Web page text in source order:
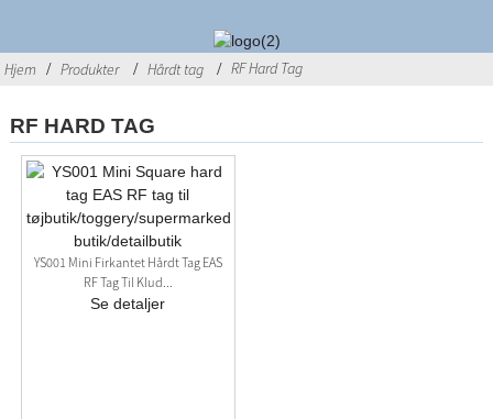
Hjem Produkter Hårdt tag RF Hard Tag
RF HARD TAG
YS001 Mini Firkantet Hårdt Tag EAS
RF Tag Til Klud...
Se detaljer